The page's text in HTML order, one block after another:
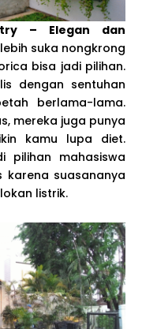
– Elegan dan
suka nongkrong
bisa jadi pilihan.
dengan sentuhan
berlama-lama.
mereka juga punya
kamu lupa diet.
pilihan mahasiswa
suasananya
listrik.